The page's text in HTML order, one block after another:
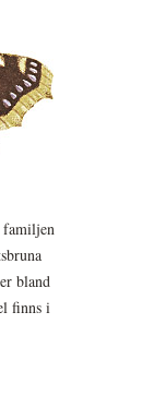
bland
finns i